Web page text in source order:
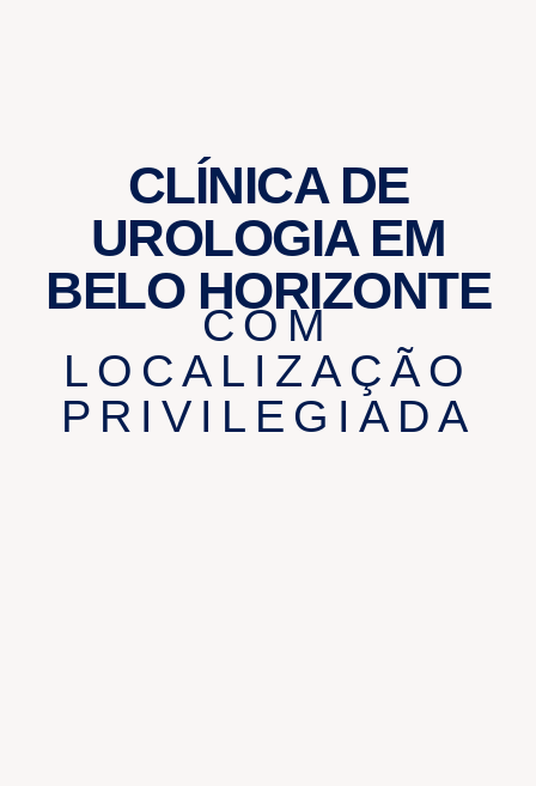
CLÍNICA DE
UROLOGIA EM
BELO HORIZONTE
COM
LOCALIZAÇÃO
PRIVILEGIADA